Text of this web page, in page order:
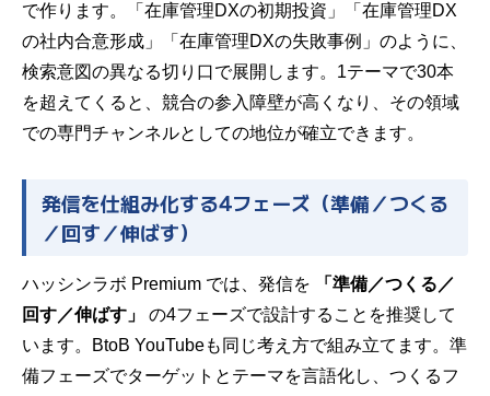
で作ります。「在庫管理DXの初期投資」「在庫管理DX
の社内合意形成」「在庫管理DXの失敗事例」のように、
検索意図の異なる切り口で展開します。1テーマで30本
を超えてくると、競合の参入障壁が高くなり、その領域
での専門チャンネルとしての地位が確立できます。
発信を仕組み化する4フェーズ（準備／つくる
／回す／伸ばす）
ハッシンラボ Premium では、発信を
「準備／つくる／
回す／伸ばす」
の4フェーズで設計することを推奨して
います。BtoB YouTubeも同じ考え方で組み立てます。準
備フェーズでターゲットとテーマを言語化し、つくるフ